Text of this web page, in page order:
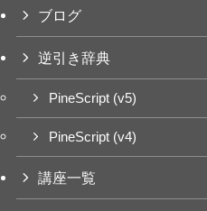
ブログ
逆引き辞典
PineScript (v5)
PineScript (v4)
講座一覧